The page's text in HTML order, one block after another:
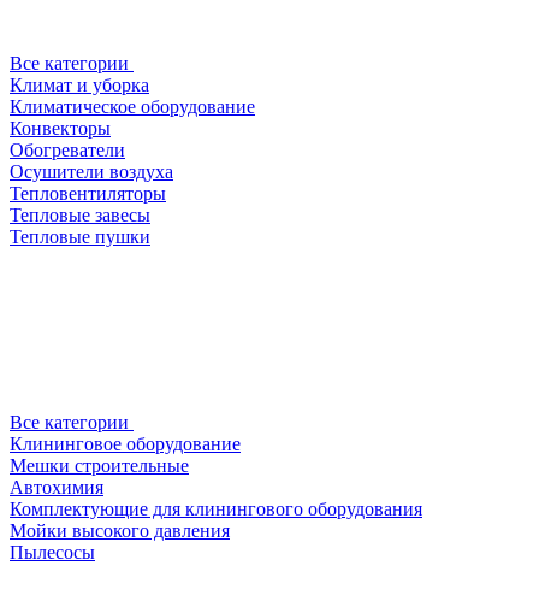
Все категории
Климат и уборка
Климатическое оборудование
Конвекторы
Обогреватели
Осушители воздуха
Тепловентиляторы
Тепловые завесы
Тепловые пушки
Все категории
Клининговое оборудование
Мешки строительные
Автохимия
Комплектующие для клинингового оборудования
Мойки высокого давления
Пылесосы